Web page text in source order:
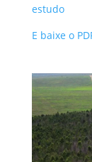
estudo
E baixe o